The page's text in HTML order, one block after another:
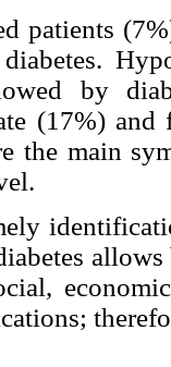
patients
by
(17%)
the main